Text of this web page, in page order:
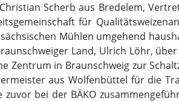
Scherb aus Bredelem,
für
Mühlen umgehend
Land, Ulrich Löhr,
Zentrum in Braunschweig zur
aus Wolfenbüttel für die
bei der BÄKO